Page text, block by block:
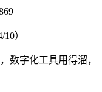
）
数字化工具用得溜，